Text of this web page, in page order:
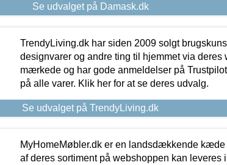
Se udvalget på Damask.dk
TrendyLiving.dk har siden 2009 solgt
designvarer og andre ting til hjemmet via deres
mærkede og har gode anmeldelser på
på alle varer. Klik her for at se deres udvalg.
Se udvalget på TrendyLiving.dk
MyHomeMøbler.dk er en landsdækkende kæde
af deres sortiment på webshoppen kan leveres